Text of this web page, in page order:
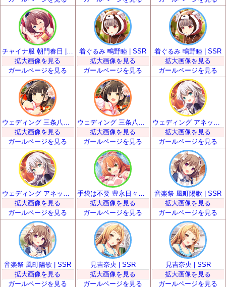
拡大画像を見る
ガールページを見る
着ぐるみ 鴫野睦 | SSR
拡大画像を見る
ガールページを見る
着ぐるみ 鴫野睦 | SSR
拡大画像を見る
ガールページを見る
拡大画像を見る
ガールページを見る
拡大画像を見る
ガールページを見る
拡大画像を見る
ガールページを見る
拡大画像を見る
ガールページを見る
拡大画像を見る
ガールページを見る
音楽祭 風町陽歌 | SSR
拡大画像を見る
ガールページを見る
音楽祭 風町陽歌 | SSR
拡大画像を見る
ガールページを見る
見吉奈央 | SSR
拡大画像を見る
ガールページを見る
見吉奈央 | SSR
拡大画像を見る
ガールページを見る